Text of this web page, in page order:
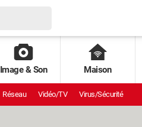
Image & Son Maison
Réseau Vidéo/TV Virus/Sécurité